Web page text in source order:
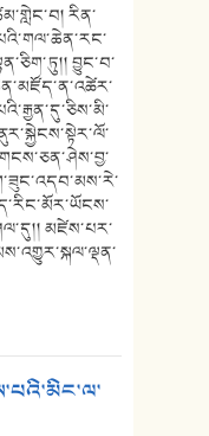
རིན་
བྱུང་བ་
མཛེས་པར་